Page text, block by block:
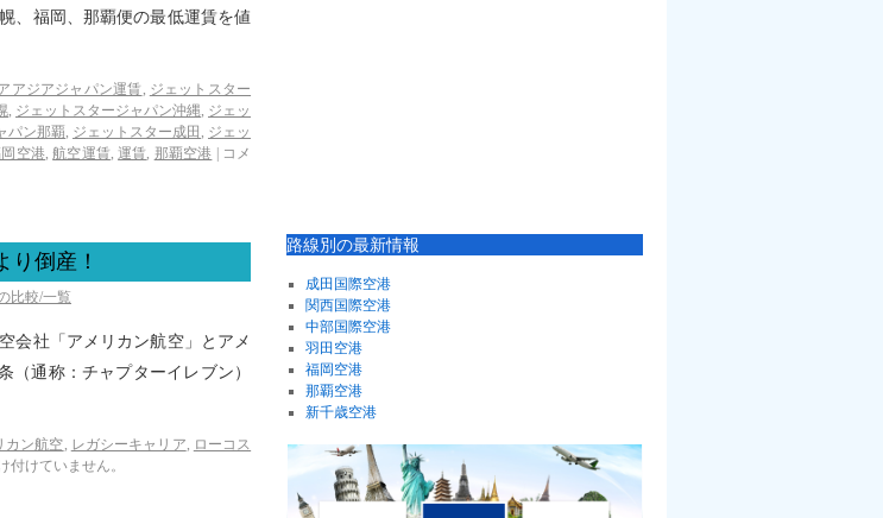
、福岡、那覇便の最低運賃を値
アジアジャパン運賃, ジェットスター
, ジェットスタージャパン沖縄, ジェッ
パン那覇, ジェットスター成田 , ジェッ
空港,航空運賃,運賃, 那覇空港
コメ
倒産！
比較/一覧
会社「アメリカン航空」とアメ
（通称：チャプターイレブン）
カン航空, レガシーキャリア, ローコス
付けていません。
路線別の最新情報
成田国際空港
関西国際空港
中部国際空港
羽田空港
福岡空港
那覇空港
新千歳空港